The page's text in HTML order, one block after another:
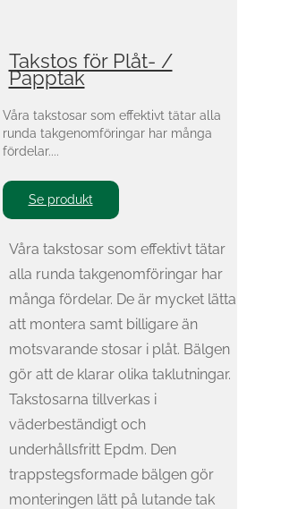
Takstos för Plåt- /
Papptak
Våra takstosar som effektivt tätar alla
runda takgenomföringar har många
fördelar....
Se produkt
Våra takstosar som effektivt tätar
alla runda takgenomföringar har
många fördelar. De är mycket lätta
att montera samt billigare än
motsvarande stosar i plåt. Bälgen
gör att de klarar olika taklutningar.
Takstosarna tillverkas i
väderbeständigt och
underhållsfritt Epdm. Den
trappstegsformade bälgen gör
monteringen lätt på lutande tak